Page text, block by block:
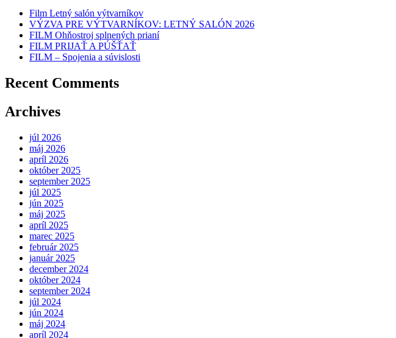
Film Letný salón výtvarníkov
VÝZVA PRE VÝTVARNÍKOV: LETNÝ SALÓN 2026
FILM Ohňostroj splnených prianí
FILM PRIJAŤ A PÚŠŤAŤ
FILM – Spojenia a súvislosti
Recent Comments
Archives
júl 2026
máj 2026
apríl 2026
október 2025
september 2025
júl 2025
jún 2025
máj 2025
apríl 2025
marec 2025
február 2025
január 2025
december 2024
október 2024
september 2024
júl 2024
jún 2024
máj 2024
apríl 2024